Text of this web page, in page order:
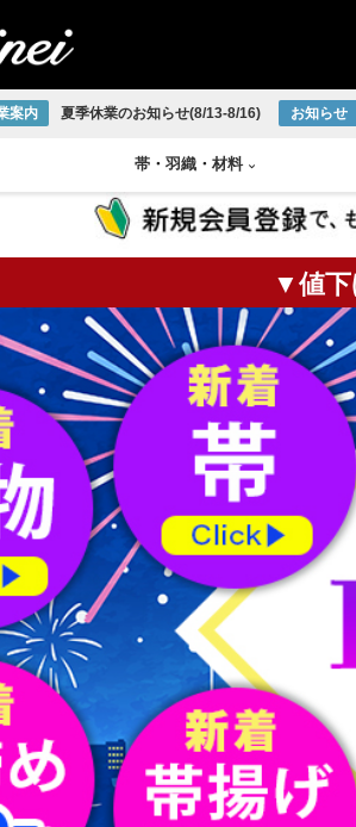
案内 夏季休業のお知らせ(8/13-8/16) お知らせ
紬着物
大正ロマン着物
帯 ・ 羽織 ・ 材料
半幅帯 アンティーク袋帯
名古屋帯 アンティーク丸帯
ル半幅帯 新品/リサイクル袋帯
ル名古屋帯 新品/リサイクル丸帯
帯揚げ
伊達締め
下駄
足袋
扇子
火入
莨盆
花台
皆具
風炉
炉縁
棚
水指
薄茶器
杓
縁高
建水
蓋置
炭道具
敷板
掛軸
中国画
天然石/パワーストーン
宮古上布
結城紬
ひげ紬
80/100亀甲
友禅(手描き／金彩)
すくい織
汕頭蘇州刺繍
京紅型
▼値下